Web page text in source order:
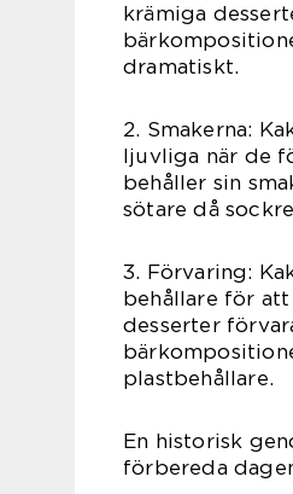
krämiga
dramatiskt.
2. Smakerna:
ljuvliga när de
behåller sin
sötare då
3. Förvaring:
behållare för att
desserter
plastbehållare.
En historisk
förbereda